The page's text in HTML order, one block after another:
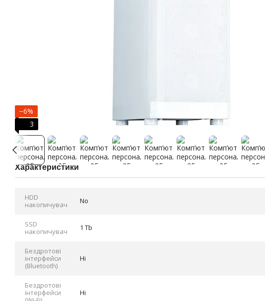
−6%
3
Характеристики
HDD
накопичувач
No
SSD
накопичувач
1 Tb
Бездротові
інтерфейси
(Bluetooth)
Ні
Бездротові
інтерфейси
Ні